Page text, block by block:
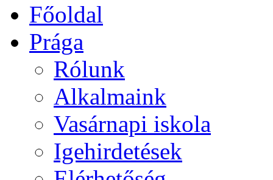
Főoldal
Prága
Rólunk
Alkalmaink
Vasárnapi iskola
Igehirdetések